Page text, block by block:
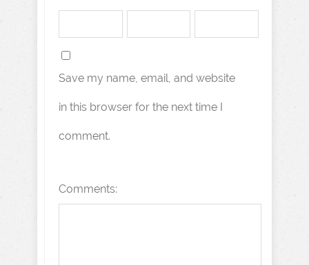
Save my name, email, and website
in this browser for the next time I
comment.
Comments: